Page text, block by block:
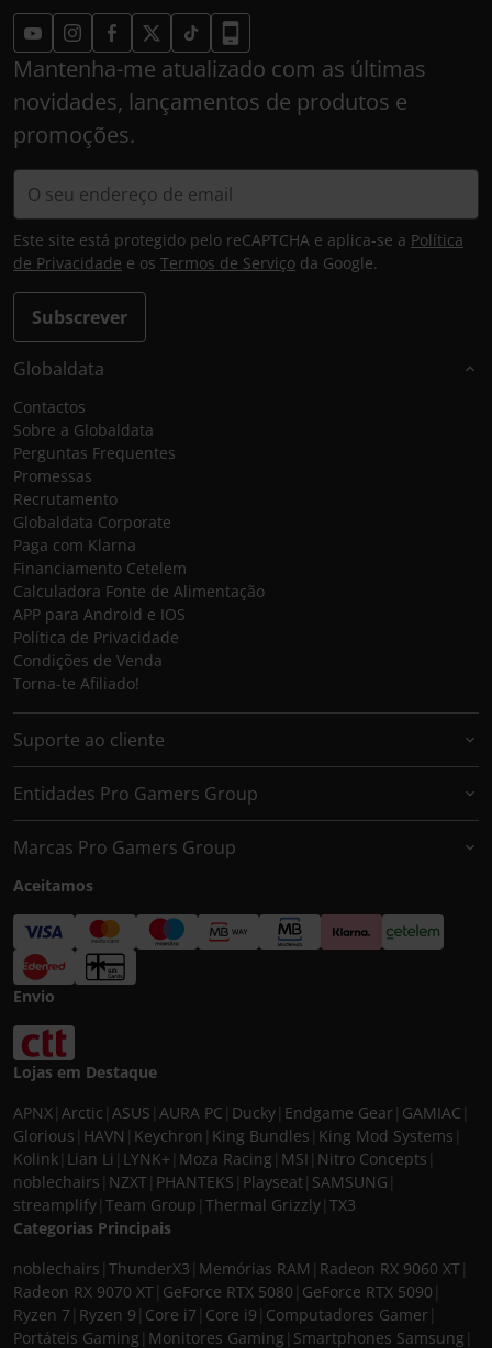
Mantenha-me atualizado com as últimas
novidades, lançamentos de produtos e
promoções.
Subscrever
Este site está protegido pelo reCAPTCHA e aplica-se a Política
de Privacidade e os Termos de Serviço da Google.
Globaldata
Contactos
Sobre a Globaldata
Perguntas Frequentes
Promessas
Recrutamento
Globaldata Corporate
Paga com Klarna
Financiamento Cetelem
Calculadora Fonte de Alimentação
APP para Android e IOS
Política de Privacidade
Condições de Venda
Torna-te Afiliado!
Suporte ao cliente
Entidades Pro Gamers Group
Marcas Pro Gamers Group
Aceitamos
Envio
Lojas em Destaque
APNX Arctic ASUS AURA PC Ducky Endgame Gear GAMIAC
Glorious HAVN Keychron King Bundles King Mod Systems
Kolink Lian Li LYNK+ Moza Racing MSI Nitro Concepts
noblechairs NZXT PHANTEKS Playseat SAMSUNG
streamplify Team Group Thermal Grizzly TX3
Categorias Principais
noblechairs ThunderX3 Memórias RAM Radeon RX 9060 XT
Radeon RX 9070 XT GeForce RTX 5080 GeForce RTX 5090
Ryzen 7 Ryzen 9 Core i7 Core i9 Computadores Gamer
Portáteis Gaming Monitores Gaming Smartphones Samsung